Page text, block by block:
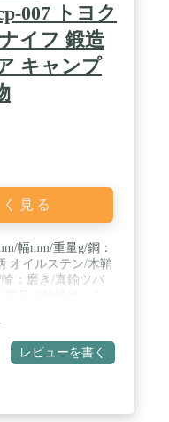
007 トヨク
イフ 鍛造
キャンプ
見る
幅mm/重量g/鋼：
オイルステン/木鞘
：磨き/真鍮ツバ
生じます。 また、
材など告知なしに
品写真はできる限
努めております
モニター設定など
レビューを書く